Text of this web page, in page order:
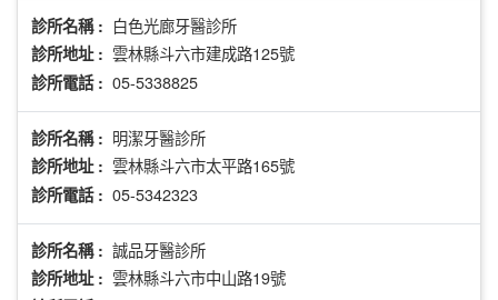
診所名稱 : 白色光廊牙醫診所
診所地址 : 雲林縣斗六市建成路125號
診所電話 : 05-5338825
診所名稱 : 明潔牙醫診所
診所地址 : 雲林縣斗六市太平路165號
診所電話 : 05-5342323
診所名稱 : 誠品牙醫診所
診所地址 : 雲林縣斗六市中山路19號